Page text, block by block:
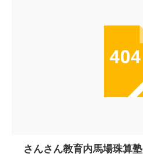
さんさん教育内馬場珠算塾